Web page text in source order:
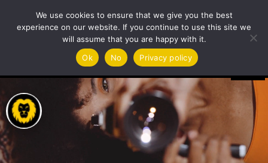
Player
We use cookies to ensure that we give you the best
experience on our website. If you continue to use this site we
will assume that you are happy with it.
Ok
No Privacy policy